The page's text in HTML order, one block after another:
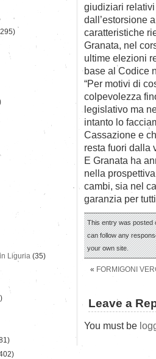
giudiziari
dall’estorsione
caratteristiche
Granata, nel
ultime elezioni
base al Codice
“Per motivi di
colpevolezza
legislativo ma
intanto lo
Cassazione e
resta fuori dalla
E Granata ha
nella
cambi, sia nel
garanzia per
This entry was posted
can follow any
your own site.
« FORMIGONI
Leave a
You must be
Liguria (35)